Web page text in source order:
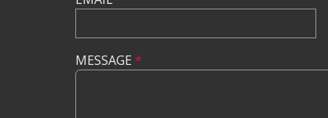
MESSAGE *